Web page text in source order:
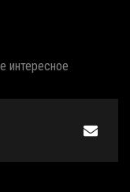
интересное